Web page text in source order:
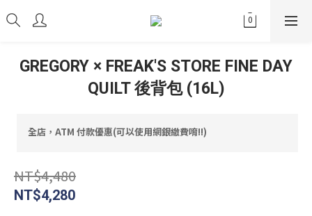
GREGORY × FREAK'S STORE FINE DAY
QUILT 後背包 (16L)
全店，ATM 付款優惠(可以使用網銀繳費唷!!)
NT$4,480
NT$4,280